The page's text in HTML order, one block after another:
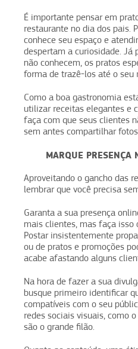
É importante pensar em
restaurante no dia dos pais.
conhece seu espaço e
despertam a curiosidade. Já
não conhecem, os pratos
forma de trazê-los até o seu
Como a boa gastronomia
utilizar receitas elegantes e
faça com que seus clientes
sem antes compartilhar
MARQUE PRESENÇA
Aproveitando o gancho das
lembrar que você precisa
Garanta a sua presença
mais clientes, mas faça isso
Postar insistentemente
ou de pratos e promoções
acabe afastando alguns
Na hora de fazer a sua
busque primeiro identificar
compatíveis com o seu
redes sociais visuais, como
são o grande filão.